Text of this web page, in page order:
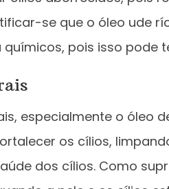
se que o óleo ude
pois isso pode
especialmente o óleo
os cílios,
dos cílios. Como